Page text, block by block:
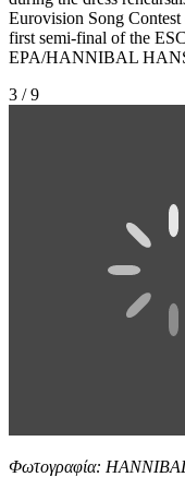
Eurovision Song
first semi-final of the
EPA/HANNIBAL
3 / 9
Φωτογραφία: